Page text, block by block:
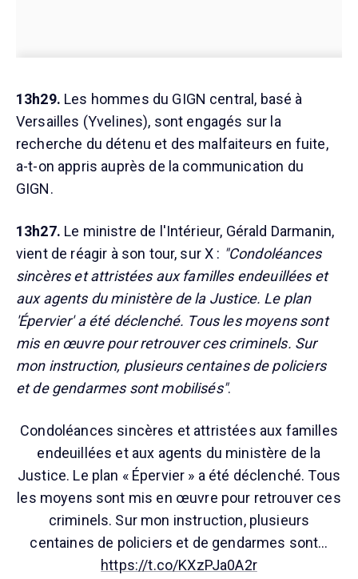
13h29. Les hommes du GIGN central, basé à
Versailles (Yvelines), sont engagés sur la
recherche du détenu et des malfaiteurs en fuite,
a-t-on appris auprès de la communication du
GIGN.
13h27. Le ministre de l'Intérieur, Gérald Darmanin,
vient de réagir à son tour, sur X : "Condoléances
sincères et attristées aux familles endeuillées et
aux agents du ministère de la Justice. Le plan
'Épervier' a été déclenché. Tous les moyens sont
mis en œuvre pour retrouver ces criminels. Sur
mon instruction, plusieurs centaines de policiers
et de gendarmes sont mobilisés".
Condoléances sincères et attristées aux familles
endeuillées et aux agents du ministère de la
Justice. Le plan « Épervier » a été déclenché. Tous
les moyens sont mis en œuvre pour retrouver ces
criminels. Sur mon instruction, plusieurs
centaines de policiers et de gendarmes sont…
https://t.co/KXzPJa0A2r